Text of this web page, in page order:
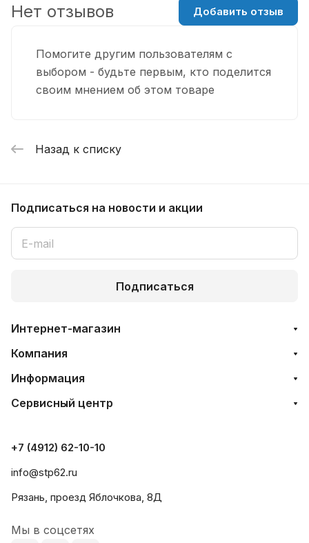
Помогите другим пользователям с
выбором - будьте первым, кто поделится
своим мнением об этом товаре
Нет отзывов Добавить отзыв
Назад к списку
Подписаться на новости и акции
Подписаться
Интернет-магазин
Компания
Информация
Сервисный центр
+7 (4912) 62-10-10
info@stp62.ru
Рязань, проезд Яблочкова, 8Д
Мы в соцсетях